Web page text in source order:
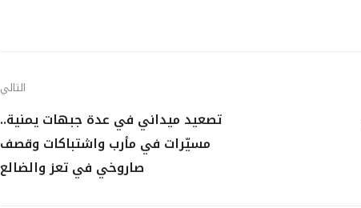
التالي
تصعيد ميداني في عدة جبهات يمنية..
مسيّرات في مأرب واشتباكات وقصف
صاروخي في تعز والضالع